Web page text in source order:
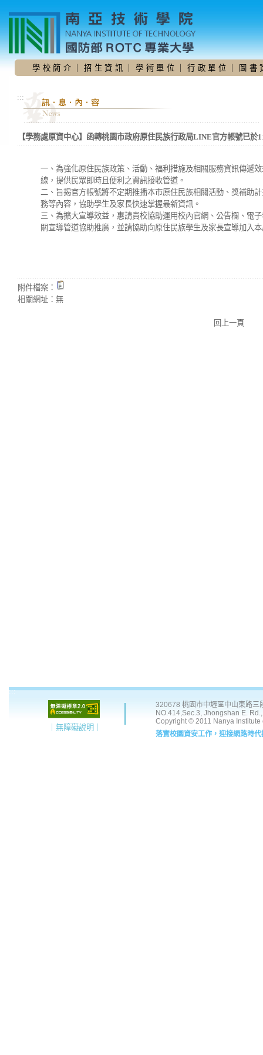
要
內
學 校 簡 介 招 生 資 訊 學 術 單 位 ｜行 政 單 位 圖 書
:::
【學務處原資中心】函轉桃園市政府原住民族行政局LINE官方帳號已於
一、為強化原住民族政策、活動、福利措施及相關服務資訊傳遞
線，提供民眾即時且便利之資訊接收管道。
二、旨揭官方帳號將不定期推播本市原住民族相關活動、獎補助
務等內容，協助學生及家長快速掌握最新資訊。
三、為擴大宣導效益，惠請貴校協助運用校內官網、公告欄、電
關宣導管道協助推廣，並請協助向原住民族學生及家長宣導加入
附件檔案：
相關網址： 無
回上一頁
:::
｜無障礙說明｜
320678 桃園市中壢區中山東路
NO.414,Sec.3, Jhongshan E.
Copyright © 2011 Nanya Institute
落實校園資安工作，迎接網路